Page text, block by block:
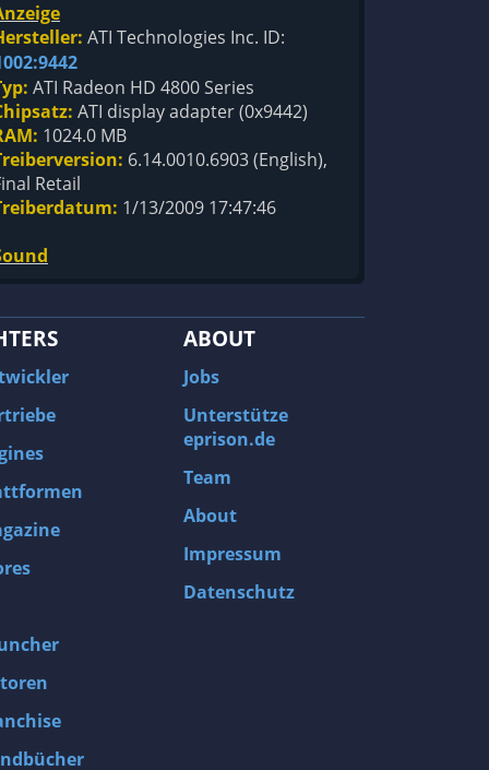
ATI Technologies Inc. ID:
ATI Radeon HD 4800 Series
ATI display adapter (0x9442)
1024.0 MB
6.14.0010.6903 (English),
Retail
1/13/2009 17:47:46
ABOUT
Jobs
Unterstütze
eprison.de
Team
About
Impressum
Datenschutz